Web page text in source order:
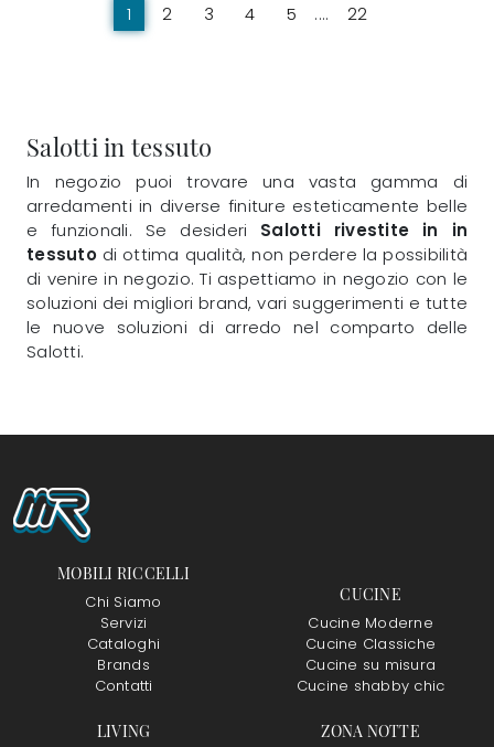
1 2 3 4 5 .... 22
Salotti in tessuto
In negozio puoi trovare una vasta gamma di
arredamenti in diverse finiture esteticamente belle
e funzionali. Se desideri Salotti rivestite in in
tessutodi ottima qualità, non perdere la possibilità
di venire in negozio. Ti aspettiamo in negozio con le
soluzioni dei migliori brand, vari suggerimenti e tutte
le nuove soluzioni di arredo nel comparto delle
Salotti.
MOBILI RICCELLI
Chi Siamo
Servizi
Cataloghi
Brands
Contatti
CUCINE
Cucine Moderne
Cucine Classiche
Cucine su misura
Cucine shabby chic
LIVING ZONA NOTTE